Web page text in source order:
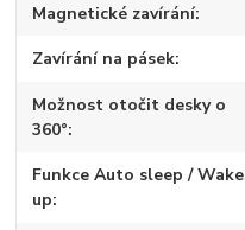
Magnetické zavírání
Zavírání na pásek
Možnost otočit desky o
360°
Funkce Auto sleep / Wake
up